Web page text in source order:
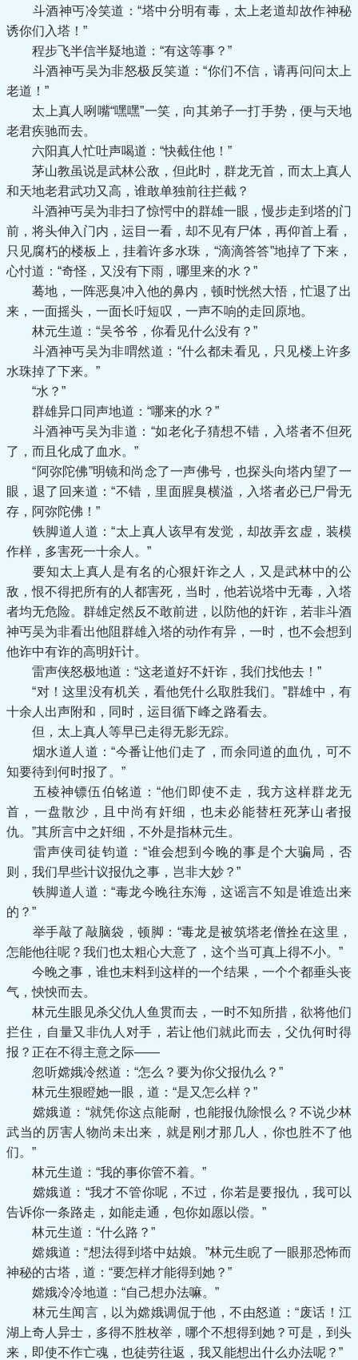
斗酒神丐冷笑道：“塔中分明有毒，太上老道却故作神秘
诱你们入塔！”
程步飞半信半疑地道：“有这等事？”
斗酒神丐吴为非怒极反笑道：“你们不信，请再问问太上
老道！”
太上真人咧嘴“嘿嘿”一笑，向其弟子一打手势，便与天地
老君疾驰而去。
六阳真人忙吐声喝道：“快截住他！”
茅山教虽说是武林公敌，但此时，群龙无首，而太上真人
和天地老君武功又高，谁敢单独前往拦截？
斗酒神丐吴为非扫了惊愕中的群雄一眼，慢步走到塔的门
前，将头伸入门内，运目一看，却不见有尸体，再仰首上看，
只见腐朽的楼板上，挂着许多水珠，“滴滴答答”地掉了下来，
心忖道：“奇怪，又没有下雨，哪里来的水？”
蓦地，一阵恶臭冲入他的鼻内，顿时恍然大悟，忙退了出
来，一面摇头，一面长吁短叹，一声不响的走回原地。
林元生道：“吴爷爷，你看见什么没有？”
斗酒神丐吴为非喟然道：“什么都未看见，只见楼上许多
水珠掉了下来。”
“水？”
群雄异口同声地道：“哪来的水？”
斗酒神丐吴为非道：“如老化子猜想不错，入塔者不但死
了，而且化成了血水。”
“阿弥陀佛”明镜和尚念了一声佛号，也探头向塔内望了一
眼，退了回来道：“不错，里面腥臭横溢，入塔者必已尸骨无
存，阿弥陀佛！”
铁脚道人道：“太上真人该早有发觉，却故弄玄虚，装模
作样，多害死一十余人。”
要知太上真人是有名的心狠奸诈之人，又是武林中的公
敌，恨不得把所有的人都害死，当时，他若说塔中无毒，入塔
者均无危险。群雄定然反不敢前进，以防他的奸诈，若非斗酒
神丐吴为非看出他阻群雄入塔的动作有异，一时，也不会想到
他诈中有诈的高明奸计。
雷声侠怒极地道：“这老道好不奸诈，我们找他去！”
“对！这里没有机关，看他凭什么取胜我们。”群雄中，有
十余人出声附和，同时，运目循下峰之路看去。
但，太上真人等早已走得无影无踪。
烟水道人道：“今番让他们走了，而余同道的血仇，可不
知要待到何时报了。”
五棱神镖伍伯铭道：“他们即使不走，我方这样群龙无
首，一盘散沙，且中尚有奸细，也未必能替枉死茅山者报
仇。”其所言中之奸细，不外是指林元生。
雷声侠司徒钧道：“谁会想到今晚的事是个大骗局，否
则，我们早些计议报仇之事，岂非大妙？”
铁脚道人道：“毒龙今晚往东海，这谣言不知是谁造出来
的？”
举手敲了敲脑袋，顿脚：“毒龙是被筑塔老僧拴在这里，
怎能他往呢？我们也太粗心大意了，这个当可真上得不小。”
今晚之事，谁也未料到这样的一个结果，一个个都垂头丧
气，怏怏而去。
林元生眼见杀父仇人鱼贯而去，一时不知所措，欲将他们
拦住，自量又非仇人对手，若让他们就此而去，父仇何时得
报？正在不得主意之际——
忽听嫦娥冷然道：“怎么？要为你父报仇么？”
林元生狠瞪她一眼，道：“是又怎么样？”
嫦娥道：“就凭你这点能耐，也能报仇除恨么？不说少林
武当的厉害人物尚未出来，就是刚才那几人，你也胜不了他
们。”
林元生道：“我的事你管不着。”
嫦娥道：“我才不管你呢，不过，你若是要报仇，我可以
告诉你一条路走，如能走通，包你如愿以偿。”
林元生道：“什么路？”
嫦娥道：“想法得到塔中姑娘。”林元生睨了一眼那恐怖而
神秘的古塔，道：“要怎样才能得到她？”
嫦娥冷冷地道：“自己想办法嘛。”
林元生闻言，以为嫦娥调侃于他，不由怒道：“废话！江
湖上奇人异士，多得不胜枚举，哪个不想得到她？可是，到头
来，即使不作亡魂，也徒劳往返，我又能想出什么办法呢？”